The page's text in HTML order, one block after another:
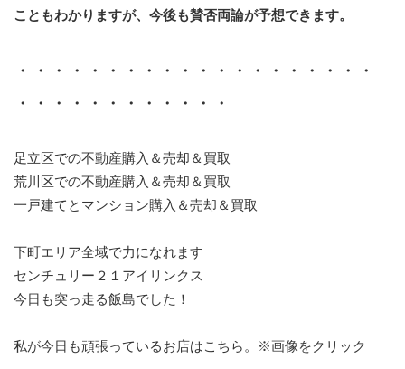
こともわかりますが、今後も賛否両論が予想できます。
・・・・・・・・・・・・・・・・・・・・
・・・・・・・・・・・・
足立区での不動産購入＆売却＆買取
荒川区での不動産購入＆売却＆買取
一戸建てとマンション購入＆売却＆買取
下町エリア全域で力になれます
センチュリー２１アイリンクス
今日も突っ走る飯島でした！
私が今日も頑張っているお店はこちら。※画像をクリック